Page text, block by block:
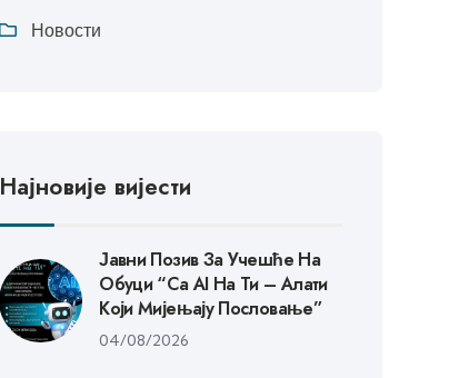
Новости
Најновије вијести
Јавни Позив За Учешће На
Обуци “Са AI На Ти – Алати
Који Мијењају Пословање”
04/08/2026